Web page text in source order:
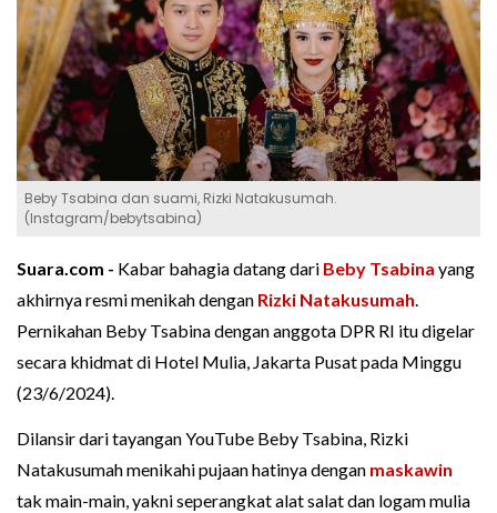
Beby Tsabina dan suami, Rizki Natakusumah.
(Instagram/bebytsabina)
Suara.com - Kabar bahagia datang dari Beby Tsabina yang
akhirnya resmi menikah dengan Rizki Natakusumah.
Pernikahan Beby Tsabina dengan anggota DPR RI itu digelar
secara khidmat di Hotel Mulia, Jakarta Pusat pada Minggu
(23/6/2024).
Dilansir dari tayangan YouTube Beby Tsabina, Rizki
Natakusumah menikahi pujaan hatinya dengan maskawin
tak main-main, yakni seperangkat alat salat dan logam mulia